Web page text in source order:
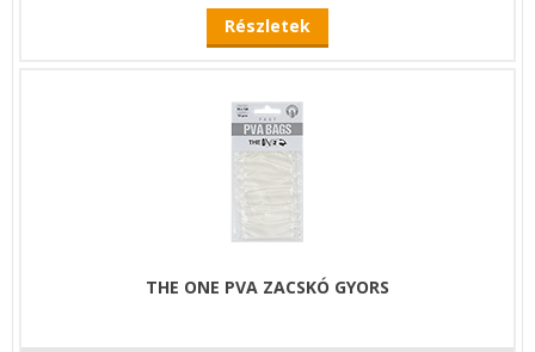
Részletek
THE ONE PVA ZACSKÓ GYORS